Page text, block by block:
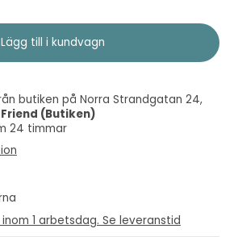
butiken på Norra Strandgatan 24,
(Butiken)
24 timmar
1 arbetsdag. Se leveranstid